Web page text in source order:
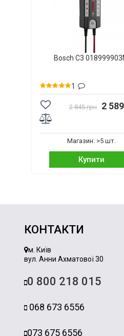
Bosch C3
1
2 845 грн 2
Магазин: >5 шт.
Купити
КОНТАКТИ
м. Київ
вул. Анни Ахматової 30
0 800 218 015
068 673 6556
073 675 6556